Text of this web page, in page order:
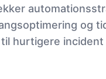
og
hurtigere incident